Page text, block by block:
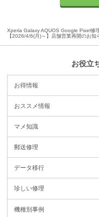
Xperia Galaxy AQUOS Google Pixel修
【2026/4/6(月)～】店舗営業再開のお知
お役立
お得情報
おススメ情報
マメ知識
郵送修理
データ移行
珍しい修理
機種別事例